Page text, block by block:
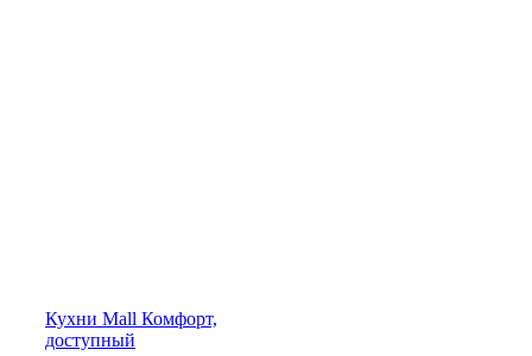
Кухни Mall Комфорт,
доступный